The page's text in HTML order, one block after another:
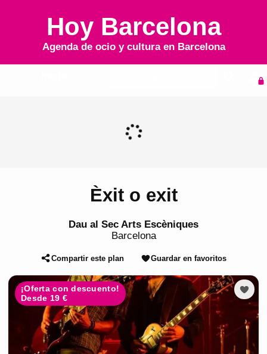
Hoy Barcelona
Agenda de ocio y cultura en Barcelona
Èxit o exit
Dau al Sec Arts Escèniques
Barcelona
Compartir este plan Guardar en favoritos
¡Oferta con descuento!
Desde 19 €